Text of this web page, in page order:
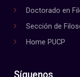
Doctorado en
Sección de
Home PUCP